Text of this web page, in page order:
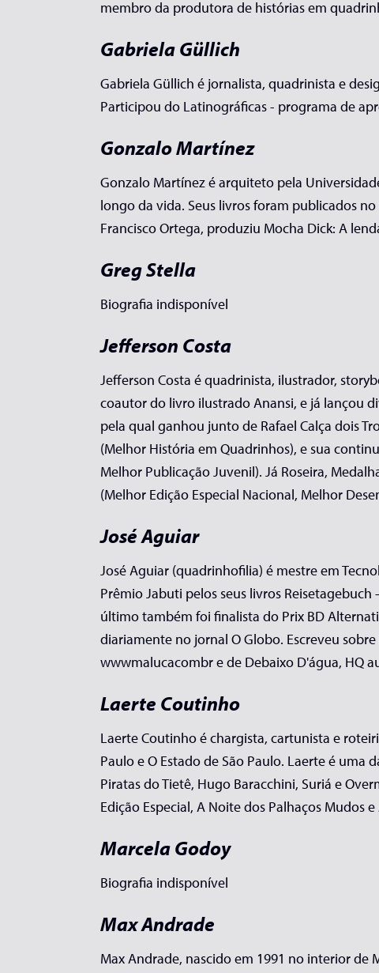
membro da produtora de histórias em
Gabriela Güllich
Gabriela Güllich é jornalista, quadrinista e
Participou do Latinográficas - programa de
Gonzalo Martínez
Gonzalo Martínez é arquiteto pela
longo da vida. Seus livros foram publicados
Francisco Ortega, produziu Mocha Dick: A
Greg Stella
Biografia indisponível
Jefferson Costa
Jefferson Costa é quadrinista, ilustrador,
coautor do livro ilustrado Anansi, e já lançou
pela qual ganhou junto de Rafael Calça dois
(Melhor História em Quadrinhos), e sua
Melhor Publicação Juvenil). Já Roseira,
(Melhor Edição Especial Nacional, Melhor
José Aguiar
José Aguiar (quadrinhofilia) é mestre em
Prêmio Jabuti pelos seus livros
último também foi finalista do Prix BD
diariamente no jornal O Globo. Escreveu
wwwmalucacombr e de Debaixo D'água, HQ
Laerte Coutinho
Laerte Coutinho é chargista, cartunista e
Paulo e O Estado de São Paulo. Laerte é
Piratas do Tietê, Hugo Baracchini, Suriá e
Edição Especial, A Noite dos Palhaços Mudos
Marcela Godoy
Biografia indisponível
Max Andrade
Max Andrade, nascido em 1991 no interior de